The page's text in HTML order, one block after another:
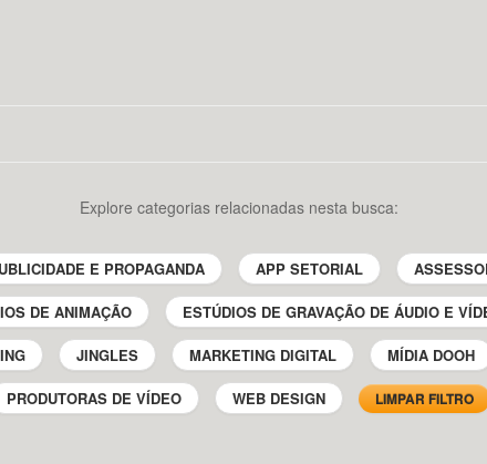
Explore categorias relacionadas nesta busca:
E PROPAGANDA APP SETORIAL
DE ANIMAÇÃO ESTÚDIOS DE GRAVAÇÃO DE ÁUDIO E
JINGLES MARKETING DIGITAL MÍDIA DOOH
PRODUTORAS DE VÍDEO WEB DESIGN LIMPAR FILTRO